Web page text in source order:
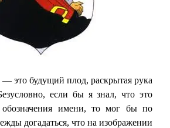
— это будущий плод, раскрытая рука
если бы я знал, что это
обозначения имени, то мог бы по
догадаться, что на изображении